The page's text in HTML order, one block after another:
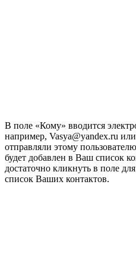
В поле «Кому» вводится
например, Vasya@yandex.ru
отправляли этому
будет добавлен в Ваш список
достаточно кликнуть в поле
список Ваших контактов.